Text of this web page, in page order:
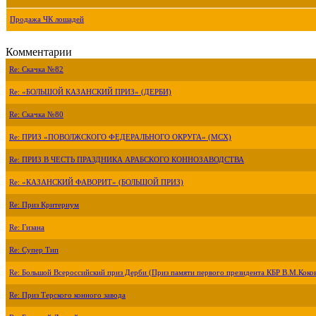
Продажа ЧК лошадей
Комментарии
Re: Скачка №82
Re: «БОЛЬШОЙ КАЗАНСКИЙ ПРИЗ» (ДЕРБИ)
Re: Скачка №80
Re: ПРИЗ «ПОВОЛЖСКОГО ФЕДЕРАЛЬНОГО ОКРУГА» (МСХ)
Re: ПРИЗ В ЧЕСТЬ ПРАЗДНИКА АРАБСКОГО КОННОЗАВОДСТВА
Re: «КАЗАНСКИЙ ФАВОРИТ» (БОЛЬШОЙ ПРИЗ)
Re: Приз Критериум
Re: Гизана
Re: Супер Тип
Re: Большой Всероссийский приз Дерби (Приз памяти первого президента КБР
Re: Приз Терского конного завода